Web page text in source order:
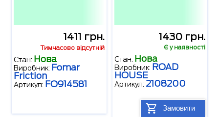
1411 грн.
Тимчасово відсутній
Стан: Нова
Виробник: Fomar
Friction
Артикул: FO914581
1430 грн.
Є у наявності
Стан: Нова
Виробник: ROAD
HOUSE
Артикул: 2108200
Замовити